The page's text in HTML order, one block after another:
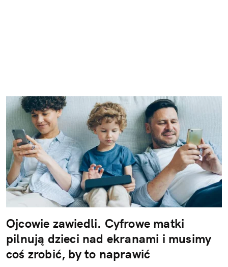
Ojcowie zawiedli. Cyfrowe matki
pilnują dzieci nad ekranami i musimy
coś zrobić, by to naprawić